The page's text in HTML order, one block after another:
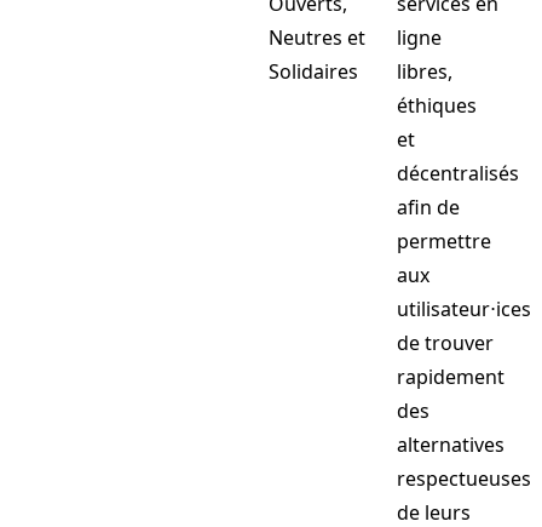
Neutres et
Solidaires
ligne
libres,
éthiques
et
décentralisés
afin de
permettre
aux
utilisateur⋅ices
de trouver
rapidement
des
alternatives
respectueuses
de leurs